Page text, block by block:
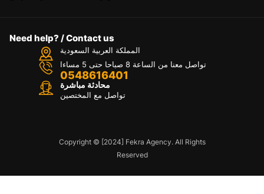
Need help? / Contact us
المملكة العربية السعودية
تواصل معنا من الساعة 8 صباحا حتى 5 مساءا
0548616401
محادثة مباشرة
تواصل مع المختصين
Copyright © [2024] Fekra Agency. All Rights
Reserved